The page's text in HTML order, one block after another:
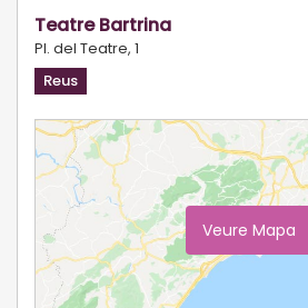
Teatre Bartrina
Pl. del Teatre, 1
Reus
Veure Mapa